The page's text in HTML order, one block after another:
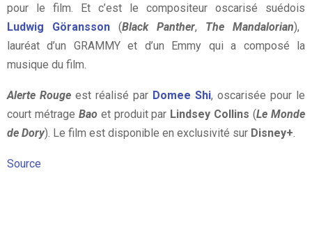
pour le film. Et c’est le compositeur oscarisé suédois
Ludwig Göransson (Black Panther, The Mandalorian),
lauréat d’un GRAMMY et d’un Emmy qui a composé la
musique du film.
Alerte Rouge est réalisé par Domee Shi, oscarisée pour le
court métrage Baoet produit par Lindsey Collins (Le Monde
de Dory). Le film est disponible en exclusivité sur Disney+
Source